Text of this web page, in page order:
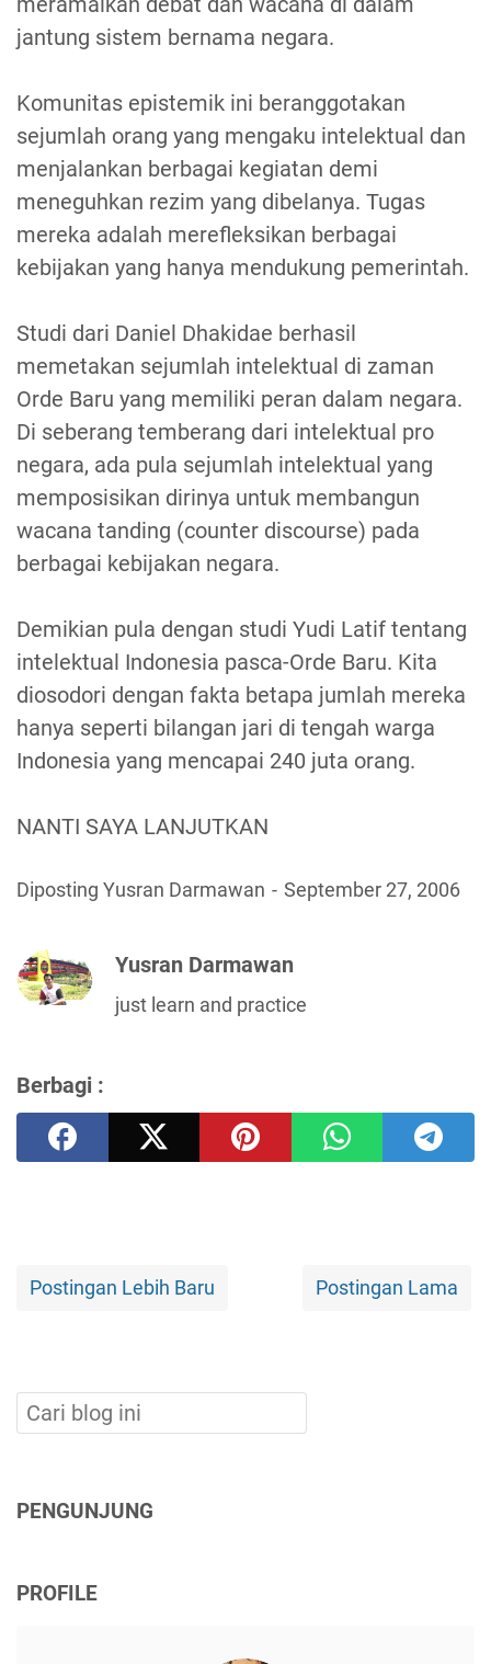
jantung sistem bernama negara.
Komunitas epistemik ini beranggotakan
sejumlah orang yang mengaku intelektual dan
menjalankan berbagai kegiatan demi
meneguhkan rezim yang dibelanya. Tugas
mereka adalah merefleksikan berbagai
kebijakan yang hanya mendukung pemerintah.
Studi dari Daniel Dhakidae berhasil
memetakan sejumlah intelektual di zaman
Orde Baru yang memiliki peran dalam negara.
Di seberang temberang dari intelektual pro
negara, ada pula sejumlah intelektual yang
memposisikan dirinya untuk membangun
wacana tanding (counter discourse) pada
berbagai kebijakan negara.
Demikian pula dengan studi Yudi Latif tentang
intelektual Indonesia pasca-Orde Baru. Kita
diosodori dengan fakta betapa jumlah mereka
hanya seperti bilangan jari di tengah warga
Indonesia yang mencapai 240 juta orang.
NANTI SAYA LANJUTKAN
Diposting Yusran Darmawan September 27, 2006
Yusran Darmawan
just learn and practice
Berbagi :
Postingan Lebih Baru Postingan Lama
PENGUNJUNG
PROFILE